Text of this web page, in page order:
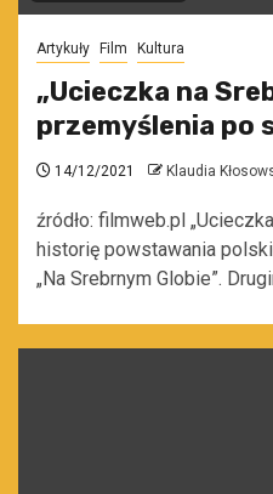
Artykuły Film Kultura
„Ucieczka na
przemyślenia po
14/12/2021 Klaudia
źródło: filmweb.pl
historię powstawania
„Na Srebrnym Globie”.